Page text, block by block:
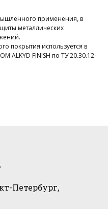
применения, в
металлических
покрытия используется в
ALKYD FINISH по ТУ 20.30.12-
Петербург,